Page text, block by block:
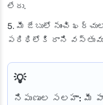
లేదు.
మీ జేబులో నుంచి
పరిధిలోకి రాని
నిపుణుల సలహా: మీ